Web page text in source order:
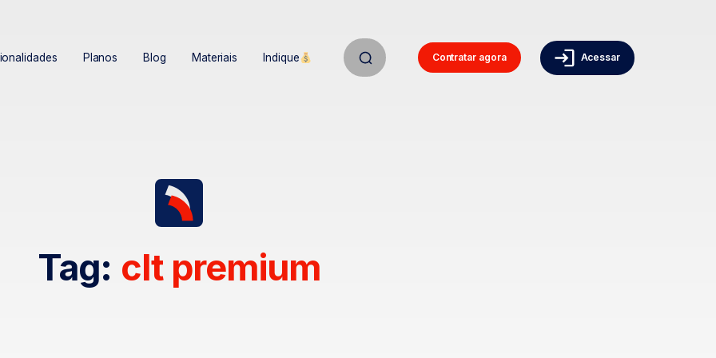
Contratar agora Acessar
Planos Blog Materiais Indique
Tag: clt premium